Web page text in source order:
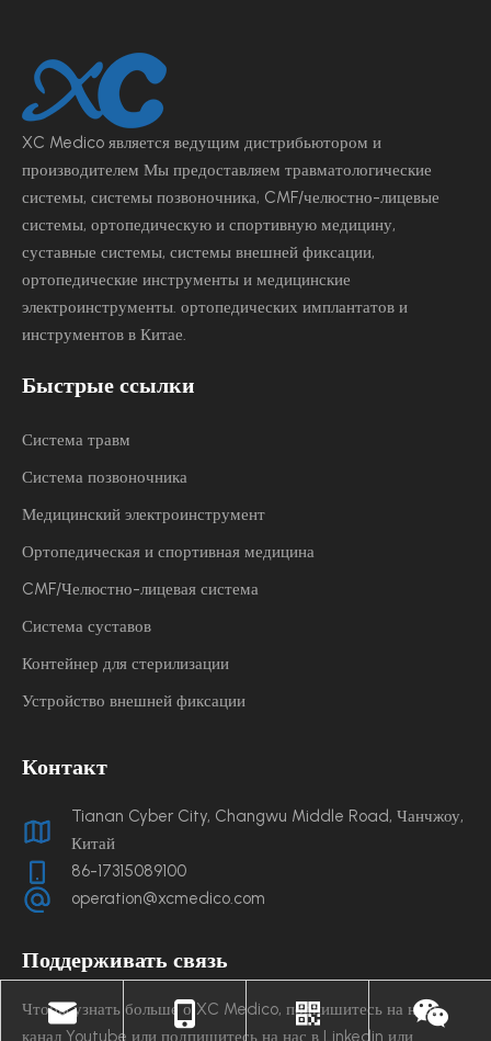
XC Medico является ведущим дистрибьютором и
производителем Мы предоставляем травматологические
системы, системы позвоночника, CMF/челюстно-лицевые
системы, ортопедическую и спортивную медицину,
суставные системы, системы внешней фиксации,
ортопедические инструменты и медицинские
электроинструменты. ортопедических имплантатов и
инструментов в Китае.
Быстрые ссылки
Система травм
Система позвоночника
Медицинский электроинструмент
Ортопедическая и спортивная медицина
CMF/Челюстно-лицевая система
Система суставов
Контейнер для стерилизации
Устройство внешней фиксации
Контакт
Tianan Cyber ​​City, Changwu Middle Road, Чанчжоу,
Китай
86-17315089100
operation@xcmedico.com
Поддерживать связь
Чтобы узнать больше о XC Medico, подпишитесь на наш
канал Youtube или подпишитесь на нас в Linkedin или